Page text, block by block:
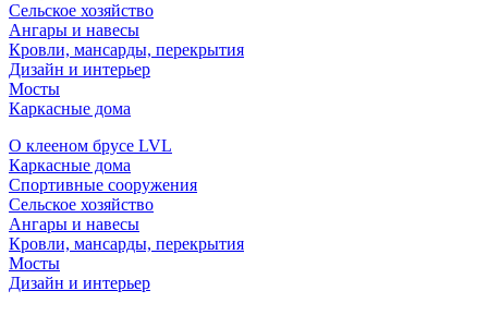
Сельское хозяйство
Ангары и навесы
Кровли, мансарды, перекрытия
Дизайн и интерьер
Мосты
Каркасные дома
О клееном брусе LVL
Каркасные дома
Спортивные сооружения
Сельское хозяйство
Ангары и навесы
Кровли, мансарды, перекрытия
Мосты
Дизайн и интерьер